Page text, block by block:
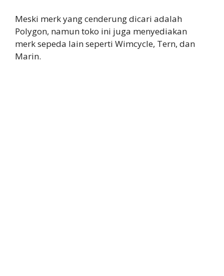
Meski merk yang cenderung dicari adalah
Polygon, namun toko ini juga menyediakan
merk sepeda lain seperti Wimcycle, Tern, dan
Marin.